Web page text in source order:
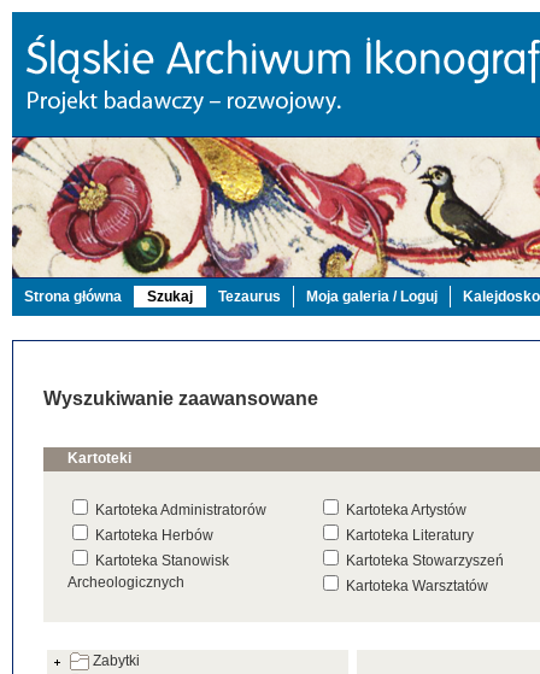
Strona główna Szukaj Tezaurus Moja galeria / Loguj
Wyszukiwanie zaawansowane
Kartoteki
Kartoteka Administratorów
Kartoteka Artystów
Kartoteka Herbów
Kartoteka Literatury
Kartoteka Stanowisk
Archeologicznych
Kartoteka Stowarzyszeń
Kartoteka Warsztatów
Zabytki